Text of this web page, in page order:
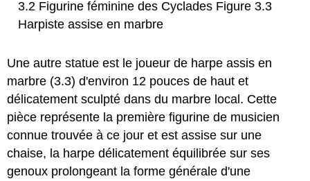
3.2 Figurine féminine des Cyclades Figure 3.3
Harpiste assise en marbre
Une autre statue est le joueur de harpe assis en
marbre (3.3) d'environ 12 pouces de haut et
délicatement sculpté dans du marbre local. Cette
pièce représente la première figurine de musicien
connue trouvée à ce jour et est assise sur une
chaise, la harpe délicatement équilibrée sur ses
genoux prolongeant la forme générale d'une